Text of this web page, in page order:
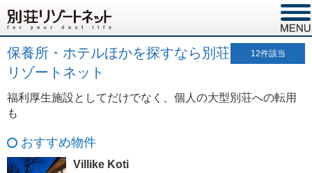
保養所・ホテルほかを探すなら別荘
リゾートネット
12件該当
福利厚生施設としてだけでなく、個人の大型別荘への転用
も
おすすめ物件
Villike Koti